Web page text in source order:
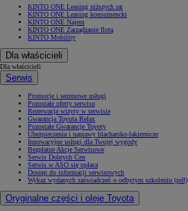
KINTO ONE Leasing niższych rat
KINTO ONE Leasing konsumencki
KINTO ONE Najem
KINTO ONE Zarządzanie flotą
KINTO Mobility
Dla właścicieli
Dla właścicieli
Serwis
Promocje i sezonowe usługi
Pozostałe oferty serwisu
Rezerwacja wizyty w serwisie
Gwarancja Toyota Relax
Pozostałe Gwarancje Toyoty
Ubezpieczenia i naprawy blacharsko-lakiernicze
Innowacyjne usługi dla Twojej wygody
Bezpłatne Akcje Serwisowe
Serwis Dobrych Cen
Serwis w ASO się opłaca
Dostęp do informacji serwisowych
Wykaz wydanych zaświadczeń o odbytym szkoleniu (pdf)
Oryginalne części i oleje Toyota